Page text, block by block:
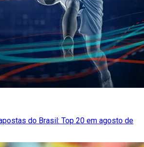
do Brasil: Top 20 em agosto de